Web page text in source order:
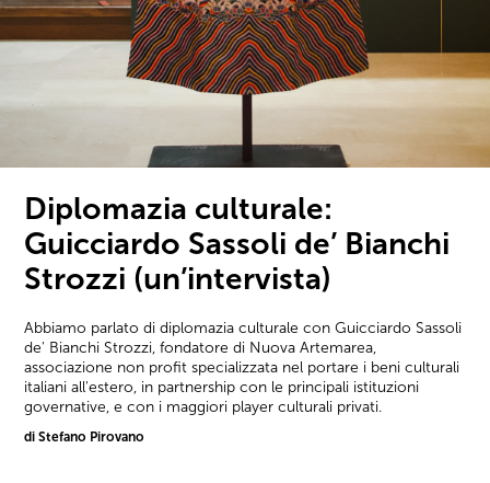
Diplomazia culturale:
Guicciardo Sassoli de’ Bianchi
Strozzi (un’intervista)
Abbiamo parlato di diplomazia culturale con Guicciardo Sassoli
de' Bianchi Strozzi, fondatore di Nuova Artemarea,
associazione non profit specializzata nel portare i beni culturali
italiani all'estero, in partnership con le principali istituzioni
governative, e con i maggiori player culturali privati.
di Stefano Pirovano